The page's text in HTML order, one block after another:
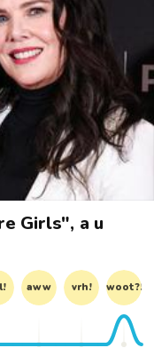
Girls", a u
aww vrh! woot?!